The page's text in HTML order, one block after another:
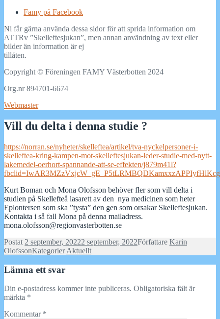
Famy på Facebook
Ni får gärna använda dessa sidor för att sprida information om
ATTRv ”Skelleftesjukan”, men annan användning av text eller
bilder än information är ej
tillåten.
Copyright © Föreningen FAMY Västerbotten 2024
Org.nr 894701-6674
Webmaster
Vill du delta i denna studie ?
https://norran.se/nyheter/skelleftea/artikel/tva-nyckelpersoner-i-
skelleftea-kring-kampen-mot-skelleftesjukan-leder-studie-med-nytt-
lakemedel-oerhort-spannande-att-se-effekten/j879m41l?
Kurt Boman och Mona Olofsson behöver fler som vill delta i
studien på Skellefteå lasarett av den nya medicinen som heter
Eplontersen som ska ”tysta” den gen som orsakar Skelleftesjukan.
Kontakta i så fall Mona på denna mailadress.
mona.olofsson@regionvasterbotten.se
Postat 2 september, 20222 september, 2022Författare Karin
OlofssonKategorierAktuellt
Lämna ett svar
Din e-postadress kommer inte publiceras. Obligatoriska fält är
märkta *
Kommentar *